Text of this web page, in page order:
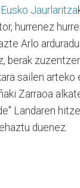
Eusko Jaurlaritza
hurrenez
Arlo
berak
sailen
Zarraoa
Landaren
duenez.